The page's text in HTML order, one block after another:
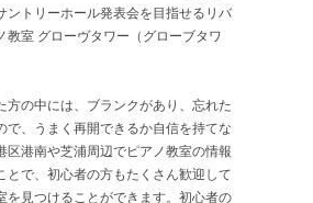
ントリーホール発表会を目指せるリバ
教室 グローヴタワー（グローブタワ
方の中には、ブランクがあり、忘れた
で、うまく再開できるか自信を持てな
区港南や芝浦周辺でピアノ教室の情報
とで、初心者の方もたくさん歓迎して
を見つけることができます。初心者の